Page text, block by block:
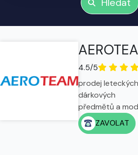
4.5/5
prodej leteckých
dárkových
předmětů a
ZAVOLAT